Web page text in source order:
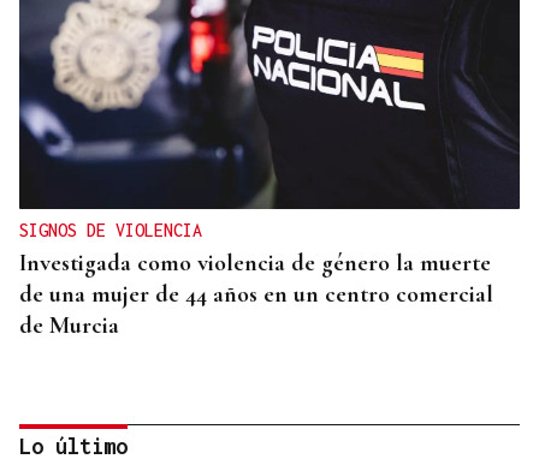
SIGNOS DE VIOLENCIA
Investigada como violencia de género la muerte
de una mujer de 44 años en un centro comercial
de Murcia
Lo último